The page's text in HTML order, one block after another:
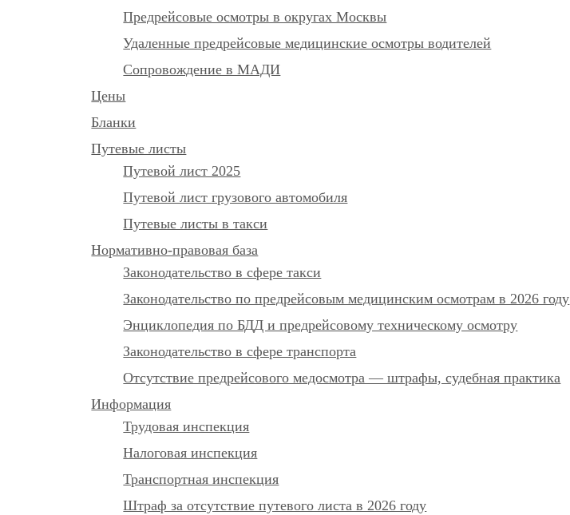
Предрейсовые осмотры в округах Москвы
Удаленные предрейсовые медицинские осмотры водителей
Сопровождение в МАДИ
Цены
Бланки
Путевые листы
Путевой лист 2025
Путевой лист грузового автомобиля
Путевые листы в такси
Нормативно-правовая база
Законодательство в сфере такси
Законодательство по предрейсовым медицинским осмотрам в 2026 году
Энциклопедия по БДД и предрейсовому техническому осмотру
Законодательство в сфере транспорта
Отсутствие предрейсового медосмотра — штрафы, судебная практика
Информация
Трудовая инспекция
Налоговая инспекция
Транспортная инспекция
Штраф за отсутствие путевого листа в 2026 году